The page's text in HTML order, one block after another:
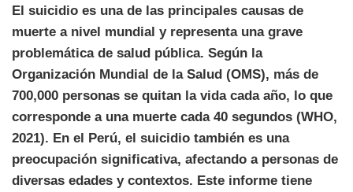
El suicidio es una de las principales causas de
muerte a nivel mundial y representa una grave
problemática de salud pública. Según la
Organización Mundial de la Salud (OMS), más de
700,000 personas se quitan la vida cada año, lo que
corresponde a una muerte cada 40 segundos (WHO,
2021). En el Perú, el suicidio también es una
preocupación significativa, afectando a personas de
diversas edades y contextos. Este informe tiene